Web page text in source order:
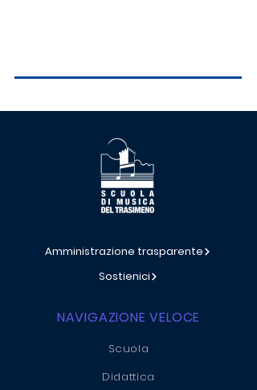
Amministrazione trasparente
Sostienici
NAVIGAZIONE VELOCE
Scuola
Didattica